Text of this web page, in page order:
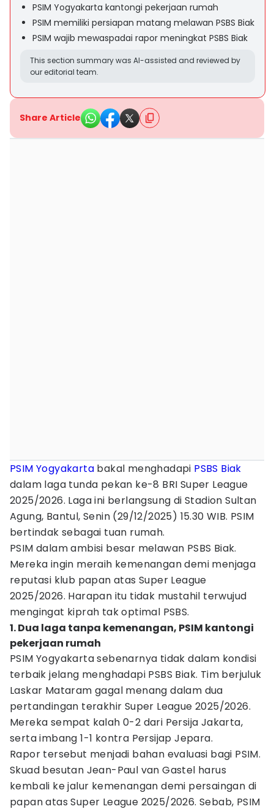
PSIM Yogyakarta kantongi pekerjaan rumah
PSIM memiliki persiapan matang melawan PSBS Biak
PSIM wajib mewaspadai rapor meningkat PSBS Biak
This section summary was AI-assisted and reviewed by
our editorial team.
Share Article
PSIM Yogyakarta bakal menghadapi PSBS Biak
dalam laga tunda pekan ke-8 BRI Super League
2025/2026. Laga ini berlangsung di Stadion Sultan
Agung, Bantul, Senin (29/12/2025) 15.30 WIB. PSIM
bertindak sebagai tuan rumah.
PSIM dalam ambisi besar melawan PSBS Biak.
Mereka ingin meraih kemenangan demi menjaga
reputasi klub papan atas Super League
2025/2026. Harapan itu tidak mustahil terwujud
mengingat kiprah tak optimal PSBS.
1. Dua laga tanpa kemenangan, PSIM kantongi
pekerjaan rumah
PSIM Yogyakarta sebenarnya tidak dalam kondisi
terbaik jelang menghadapi PSBS Biak. Tim berjuluk
Laskar Mataram gagal menang dalam dua
pertandingan terakhir Super League 2025/2026.
Mereka sempat kalah 0-2 dari Persija Jakarta,
serta imbang 1-1 kontra Persijap Jepara.
Rapor tersebut menjadi bahan evaluasi bagi PSIM.
Skuad besutan Jean-Paul van Gastel harus
kembali ke jalur kemenangan demi persaingan di
papan atas Super League 2025/2026. Sebab, PSIM